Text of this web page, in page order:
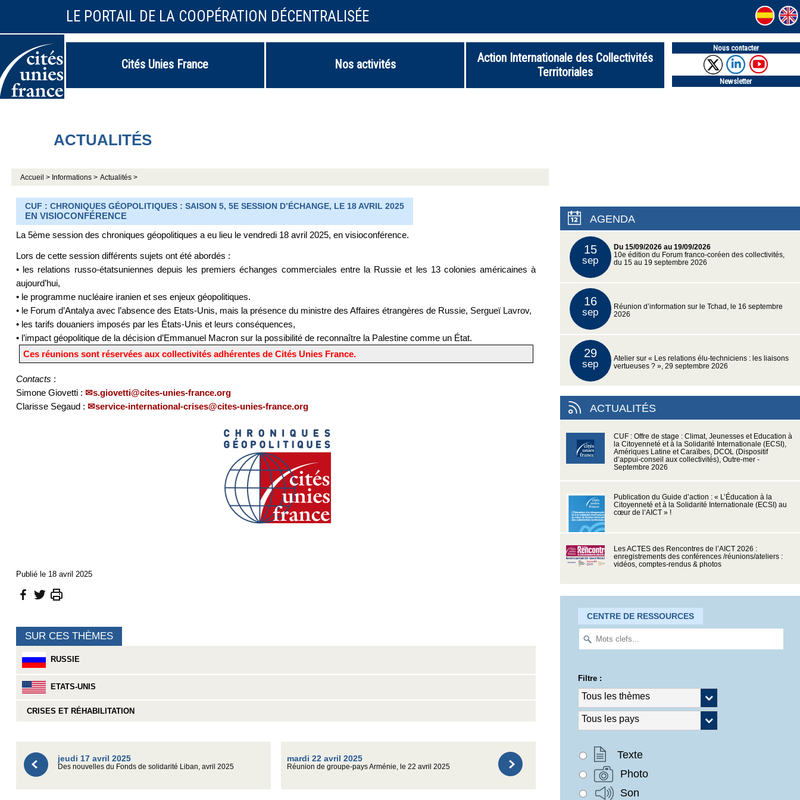
LE PORTAIL DE LA COOPÉRATION DÉCENTRALISÉE
Cités Unies France Nos activités
Action Internationale des Collectivités
Territoriales
Nous contacter
Newsletter
ACTUALITÉS
Accueil > Informations > Actualités >
CUF : CHRONIQUES GÉOPOLITIQUES : SAISON 5, 5E SESSION D’ÉCHANGE, LE 18 AVRIL 2025
EN VISIOCONFÉRENCE
La 5ème session des chroniques géopolitiques a eu lieu le vendredi 18 avril 2025, en visioconférence.
Lors de cette session différents sujets ont été abordés :
• les relations russo-étatsuniennes depuis les premiers échanges commerciales entre la Russie et les 13 colonies américaines à
aujourd’hui,
• le programme nucléaire iranien et ses enjeux géopolitiques.
• le Forum d’Antalya avec l’absence des Etats-Unis, mais la présence du ministre des Affaires étrangères de Russie, Sergueï Lavrov,
• les tarifs douaniers imposés par les États-Unis et leurs conséquences,
• l’impact géopolitique de la décision d’Emmanuel Macron sur la possibilité de reconnaître la Palestine comme un État.
Ces réunions sont réservées aux collectivités adhérentes de Cités Unies France.
Contacts :
Simone Giovetti :
s.giovetti@cites-unies-france.org
Clarisse Segaud :
service-international-crises@cites-unies-france.org
Publié le 18 avril 2025
SUR CES THÈMES
RUSSIE
ETATS-UNIS
CRISES ET RÉHABILITATION
jeudi 17 avril 2025
Des nouvelles du Fonds de solidarité Liban, avril 2025
mardi 22 avril 2025
Réunion de groupe-pays Arménie, le 22 avril 2025
AGENDA
15
sep
Du 15/09/2026 au 19/09/2026
10e édition du Forum franco-coréen des collectivités,
du 15 au 19 septembre 2026
16
sep
Réunion d’information sur le Tchad, le 16 septembre
2026
29
sep
Atelier sur « Les relations élu-techniciens : les liaisons
vertueuses ? », 29 septembre 2026
ACTUALITÉS
CUF : Offre de stage : Climat, Jeunesses et Education à
la Citoyenneté et à la Solidarité Internationale (ECSI),
Amériques Latine et Caraïbes, DCOL (Dispositif
d’appui-conseil aux collectivités), Outre-mer -
Septembre 2026
Publication du Guide d’action : « L’Éducation à la
Citoyenneté et à la Solidarité Internationale (ECSI) au
cœur de l’AICT » !
Les ACTES des Rencontres de l’AICT 2026 :
enregistrements des conférences /réunions/ateliers :
vidéos, comptes-rendus & photos
CENTRE DE RESSOURCES
Filtre :
Texte
Photo
Son